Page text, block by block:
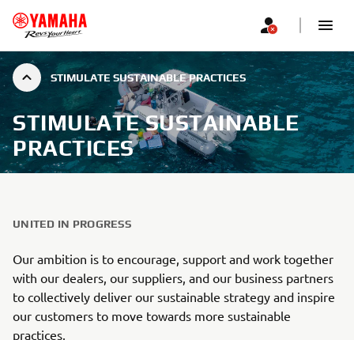
STIMULATE SUSTAINABLE PRACTICES
STIMULATE SUSTAINABLE
PRACTICES
UNITED IN PROGRESS
Our ambition is to encourage, support and work together
with our dealers, our suppliers, and our business partners
to collectively deliver our sustainable strategy and inspire
our customers to move towards more sustainable
practices.